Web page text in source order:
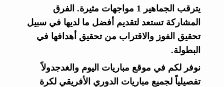
يترقب الجماهير 1 مواجهات مثيرة. الفرق
المشاركة تستعد لتقديم أفضل ما لديها في سبيل
تحقيق الفوز والاقتراب من تحقيق أهدافها في
البطولة.
نوفر لكم في موقع مباريات اليوم والغدجدولاً
تفصيلياً لجميع مباريات الدوري الأفريقي لكرة